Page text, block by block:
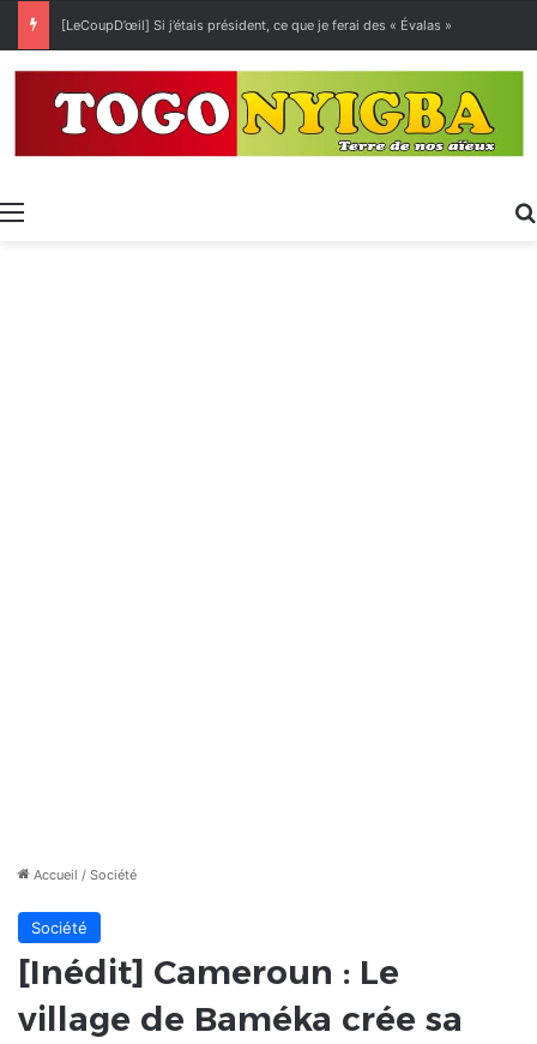
[LeCoupD’œil] Si j’étais président, ce que je ferai des « Évalas »
Menu
Accueil / Société
Société
[Inédit] Cameroun : Le
village de Baméka crée sa